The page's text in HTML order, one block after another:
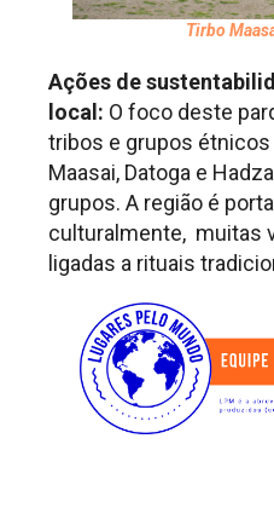
Tirbo
Ações de
local: O foco deste
tribos e grupos
Maasai, Datoga e
grupos. A região é
culturalmente, muitas
ligadas a rituais